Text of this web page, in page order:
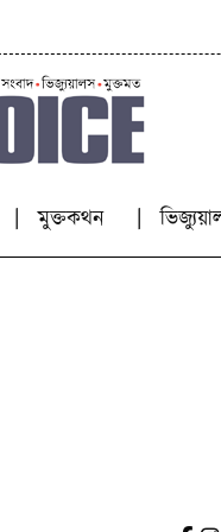
মাজার জিয়ারতের
মুক্তকথন